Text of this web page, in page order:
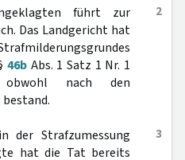
2
führt zur
Das Landgericht hat
46bAbs. 1 Satz 1 Nr. 1
nach den
3
der Strafzumessung
hat die Tat bereits